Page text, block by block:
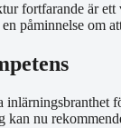
fortfarande är
påminnelse om
nu